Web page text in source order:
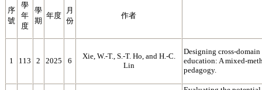
序
號
學
年
度
學
期
年度
月
份
作者
1 113 2 2025 6
Xie, W.-T., S.-T. Ho, and H.-C.
Lin
Designing cross-
education: A mixed-
pedagogy.